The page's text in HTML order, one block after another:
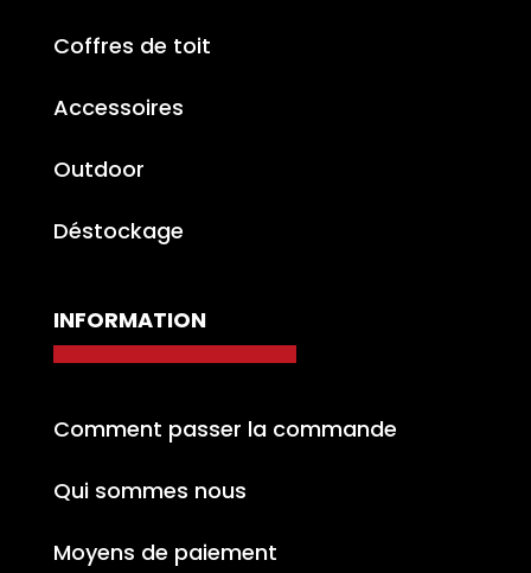
Coffres de toit
Accessoires
Outdoor
Déstockage
INFORMATION
Comment passer la commande
Qui sommes nous
Moyens de paiement